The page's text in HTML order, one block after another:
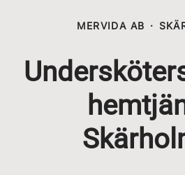
MERVIDA AB ·